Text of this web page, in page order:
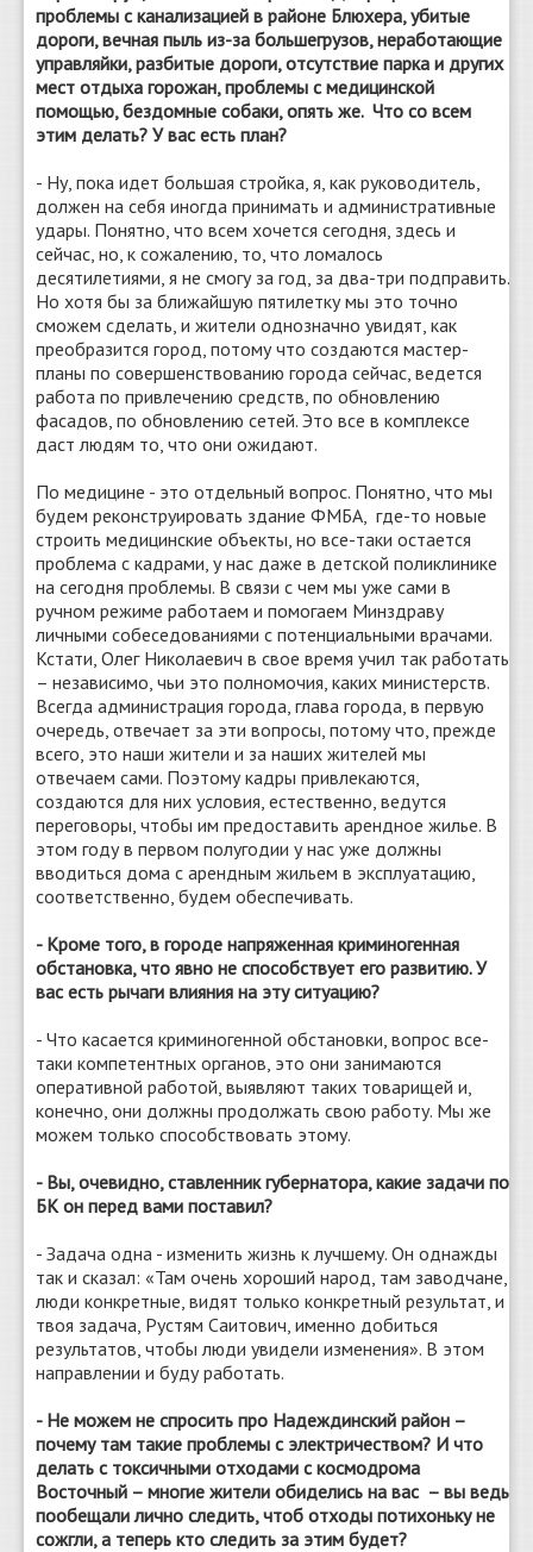
проблемы с канализацией в районе Блюхера, убитые
дороги, вечная пыль из-за большегрузов, неработающие
управляйки, разбитые дороги, отсутствие парка и других
мест отдыха горожан, проблемы с медицинской
помощью, бездомные собаки, опять же. Что со всем
этим делать? У вас есть план?
- Ну, пока идет большая стройка, я, как руководитель,
должен на себя иногда принимать и административные
удары. Понятно, что всем хочется сегодня, здесь и
сейчас, но, к сожалению, то, что ломалось
десятилетиями, я не смогу за год, за два-три подправить.
Но хотя бы за ближайшую пятилетку мы это точно
сможем сделать, и жители однозначно увидят, как
преобразится город, потому что создаются мастер-
планы по совершенствованию города сейчас, ведется
работа по привлечению средств, по обновлению
фасадов, по обновлению сетей. Это все в комплексе
даст людям то, что они ожидают.
По медицине - это отдельный вопрос. Понятно, что мы
будем реконструировать здание ФМБА, где-то новые
строить медицинские объекты, но все-таки остается
проблема с кадрами, у нас даже в детской поликлинике
на сегодня проблемы. В связи с чем мы уже сами в
ручном режиме работаем и помогаем Минздраву
личными собеседованиями с потенциальными врачами.
Кстати, Олег Николаевич в свое время учил так работать
– независимо, чьи это полномочия, каких министерств.
Всегда администрация города, глава города, в первую
очередь, отвечает за эти вопросы, потому что, прежде
всего, это наши жители и за наших жителей мы
отвечаем сами. Поэтому кадры привлекаются,
создаются для них условия, естественно, ведутся
переговоры, чтобы им предоставить арендное жилье. В
этом году в первом полугодии у нас уже должны
вводиться дома с арендным жильем в эксплуатацию,
соответственно, будем обеспечивать.
- Кроме того, в городе напряженная криминогенная
обстановка, что явно не способствует его развитию. У
вас есть рычаги влияния на эту ситуацию?
- Что касается криминогенной обстановки, вопрос все-
таки компетентных органов, это они занимаются
оперативной работой, выявляют таких товарищей и,
конечно, они должны продолжать свою работу. Мы же
можем только способствовать этому.
- Вы, очевидно, ставленник губернатора, какие задачи по
БК он перед вами поставил?
- Задача одна - изменить жизнь к лучшему. Он однажды
так и сказал: «Там очень хороший народ, там заводчане,
люди конкретные, видят только конкретный результат, и
твоя задача, Рустям Саитович, именно добиться
результатов, чтобы люди увидели изменения». В этом
направлении и буду работать.
- Не можем не спросить про Надеждинский район –
почему там такие проблемы с электричеством? И что
делать с токсичными отходами с космодрома
Восточный – многие жители обиделись на вас – вы ведь
пообещали лично следить, чтоб отходы потихоньку не
сожгли, а теперь кто следить за этим будет?